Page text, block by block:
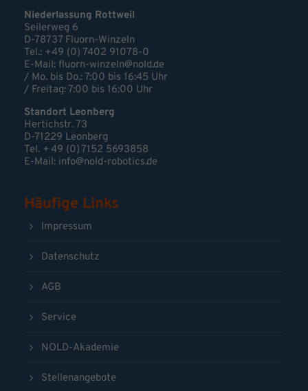
Niederlassung Rottweil
Seilerweg 6
D-78737 Fluorn-Winzeln
Tel.: +49 (0) 7402 91078-0
E-Mail: fluorn-winzeln@nold.de
/ Mo. bis Do.: 7:00 bis 16:45 Uhr
/ Freitag: 7:00 bis 16:00 Uhr
Standort Leonberg
Hertichstr. 73
D-71229 Leonberg
Tel. + 49 (0) 7152 5693858
E-Mail: info@nold-robotics.de
Häufige Links
Impressum
Datenschutz
AGB
Service
NOLD-Akademie
Stellenangebote